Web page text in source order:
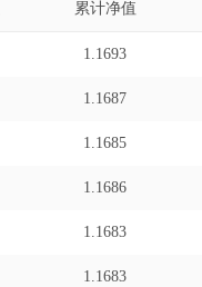
累计净值
1.1693
1.1687
1.1685
1.1686
1.1683
1.1683